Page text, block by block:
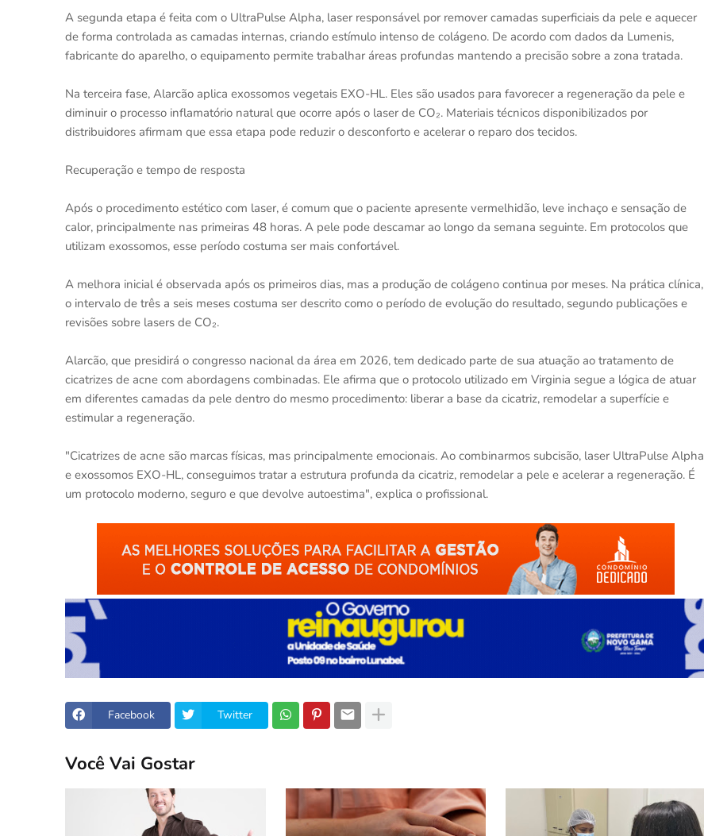
A segunda etapa é feita com o UltraPulse Alpha, laser responsável por remover camadas superficiais da pele e aquecer
de forma controlada as camadas internas, criando estímulo intenso de colágeno. De acordo com dados da Lumenis,
fabricante do aparelho, o equipamento permite trabalhar áreas profundas mantendo a precisão sobre a zona tratada.
Na terceira fase, Alarcão aplica exossomos vegetais EXO-HL. Eles são usados para favorecer a regeneração da pele e
diminuir o processo inflamatório natural que ocorre após o laser de CO₂. Materiais técnicos disponibilizados por
distribuidores afirmam que essa etapa pode reduzir o desconforto e acelerar o reparo dos tecidos.
Recuperação e tempo de resposta
Após o procedimento estético com laser, é comum que o paciente apresente vermelhidão, leve inchaço e sensação de
calor, principalmente nas primeiras 48 horas. A pele pode descamar ao longo da semana seguinte. Em protocolos que
utilizam exossomos, esse período costuma ser mais confortável.
A melhora inicial é observada após os primeiros dias, mas a produção de colágeno continua por meses. Na prática clínica,
o intervalo de três a seis meses costuma ser descrito como o período de evolução do resultado, segundo publicações e
revisões sobre lasers de CO₂.
Alarcão, que presidirá o congresso nacional da área em 2026, tem dedicado parte de sua atuação ao tratamento de
cicatrizes de acne com abordagens combinadas. Ele afirma que o protocolo utilizado em Virginia segue a lógica de atuar
em diferentes camadas da pele dentro do mesmo procedimento: liberar a base da cicatriz, remodelar a superfície e
estimular a regeneração.
"Cicatrizes de acne são marcas físicas, mas principalmente emocionais. Ao combinarmos subcisão, laser UltraPulse Alpha
e exossomos EXO-HL, conseguimos tratar a estrutura profunda da cicatriz, remodelar a pele e acelerar a regeneração. É
um protocolo moderno, seguro e que devolve autoestima", explica o profissional.
Facebook Twitter
Você Vai Gostar